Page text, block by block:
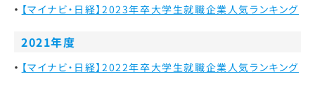
【マイナビ・日経】2023年卒大学生就職企業人気ランキング
2021年度
【マイナビ・日経】2022年卒大学生就職企業人気ランキング